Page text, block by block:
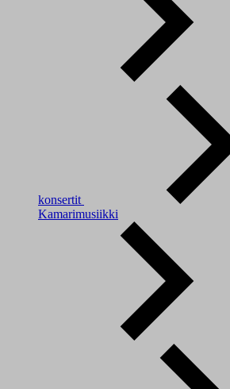
konsertit
Kamarimusiikki